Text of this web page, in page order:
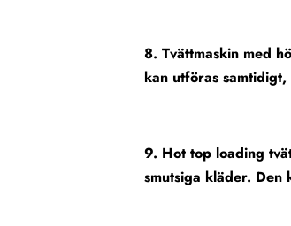
8. Tvättmaskin med
kan utföras
9. Hot top loading
smutsiga kläder.